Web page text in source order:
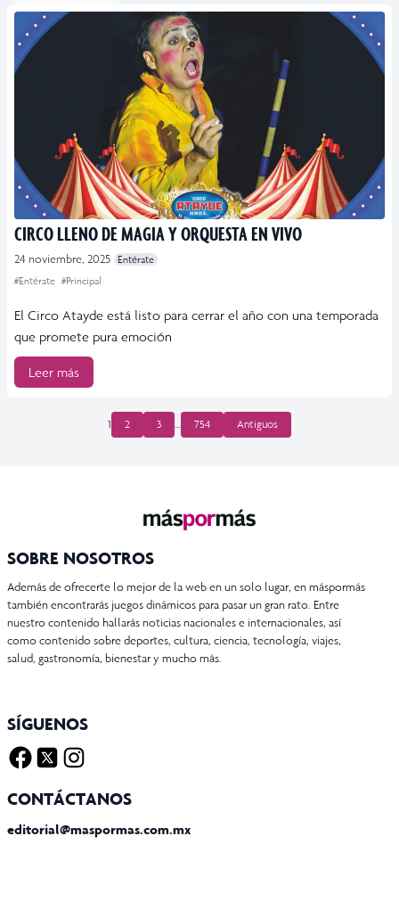
CIRCO LLENO DE MAGIA Y ORQUESTA EN VIVO
24 noviembre, 2025 Entérate
#Entérate #Principal
El Circo Atayde está listo para cerrar el año con una temporada
que promete pura emoción
Leer más
1 2 3 … 754 Antiguos
SOBRE NOSOTROS
Además de ofrecerte lo mejor de la web en un solo lugar, en máspormás
también encontrarás juegos dinámicos para pasar un gran rato. Entre
nuestro contenido hallarás noticias nacionales e internacionales, así
como contenido sobre deportes, cultura, ciencia, tecnología, viajes,
salud, gastronomía, bienestar y mucho más.
SÍGUENOS
CONTÁCTANOS
editorial@maspormas.com.mx